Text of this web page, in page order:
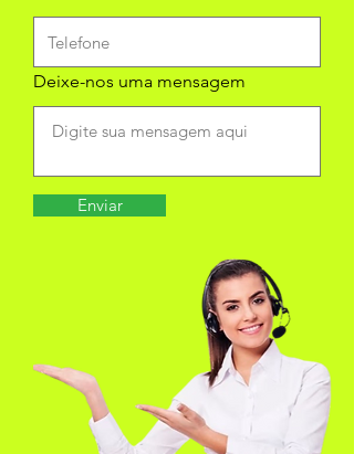
Deixe-nos uma mensagem
Enviar